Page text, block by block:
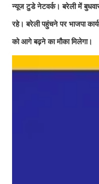
न्यूज टुडे नेटवर्क। बरेली में
रहे। बरेली पहुंचने पर भाजपा
को आगे बढ़ने का मौका मिलेगा।